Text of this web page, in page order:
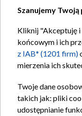
Szanujemy
Kliknij "Akceptuję i
końcowym i ich
z IAB* (1201 firm)
mierzenia ich
Twoje dane
takich jak: pliki
udostępnianie